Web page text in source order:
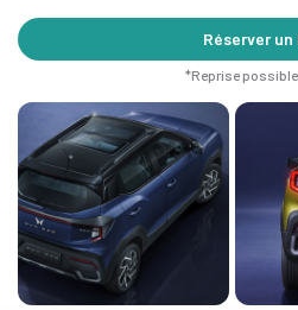
Réserver un
*Reprise